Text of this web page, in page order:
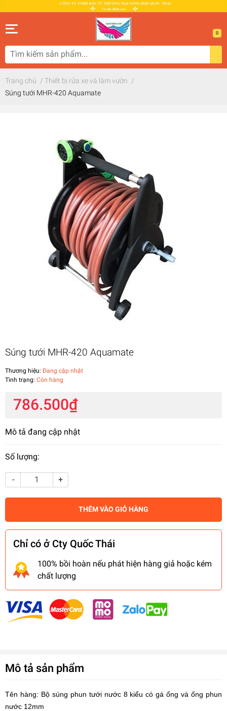
0
Trang chủ / Thiết bị rửa xe và làm vườn /
Súng tưới MHR-420 Aquamate
Súng tưới MHR-420 Aquamate
Thương hiệu: Đang cập nhật
Tình trạng: Còn hàng
786.500₫
Mô tả đang cập nhật
Số lượng:
- +
THÊM VÀO GIỎ HÀNG
Chỉ có ở Cty Quốc Thái
100% bồi hoàn nếu phát hiện hàng giả hoặc kém
chất lượng
Mô tả sản phẩm
Tên hàng: Bộ súng phun tưới nước 8 kiểu có gá ống và ống phun
nước 12mm